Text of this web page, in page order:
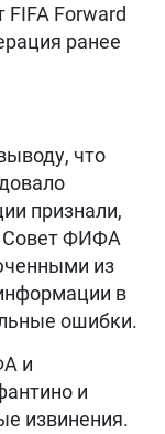
FIFA Forward
ранее
что
признали,
Совет ФИФА
из
в
ошибки.
и
и
извинения.